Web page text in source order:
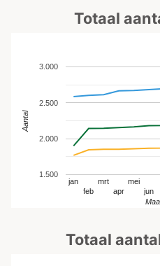
Totaal
jan
feb
mrt
apr
mei
jun
1.500
2.000
2.500
3.000
Aantal
Totaal